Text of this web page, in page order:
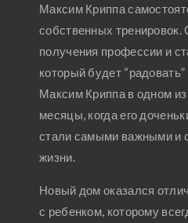
Максим Криппа
собственных тренировок.
получения профессии и
который будет
Максим Криппа в одном
месяцы, когда его
стали самыми важными и
жизни.
Новый дом оказался
с ребенком, которому